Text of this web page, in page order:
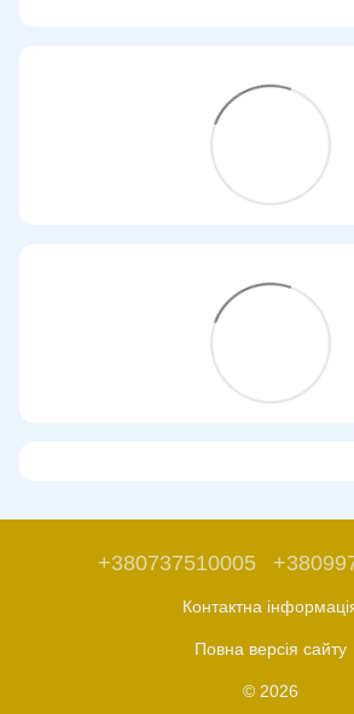
+380737510005
Контактна
Повна версія сайту
© 2026